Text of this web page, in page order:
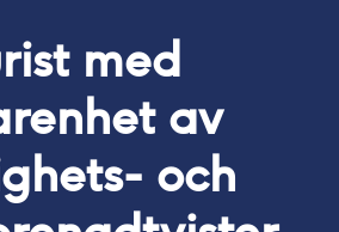
med
av
och